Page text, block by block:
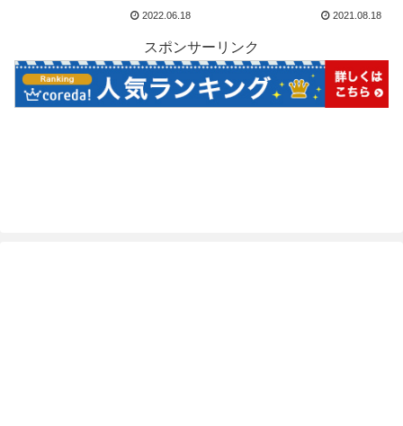
2022.06.18 2021.08.18
スポンサーリンク